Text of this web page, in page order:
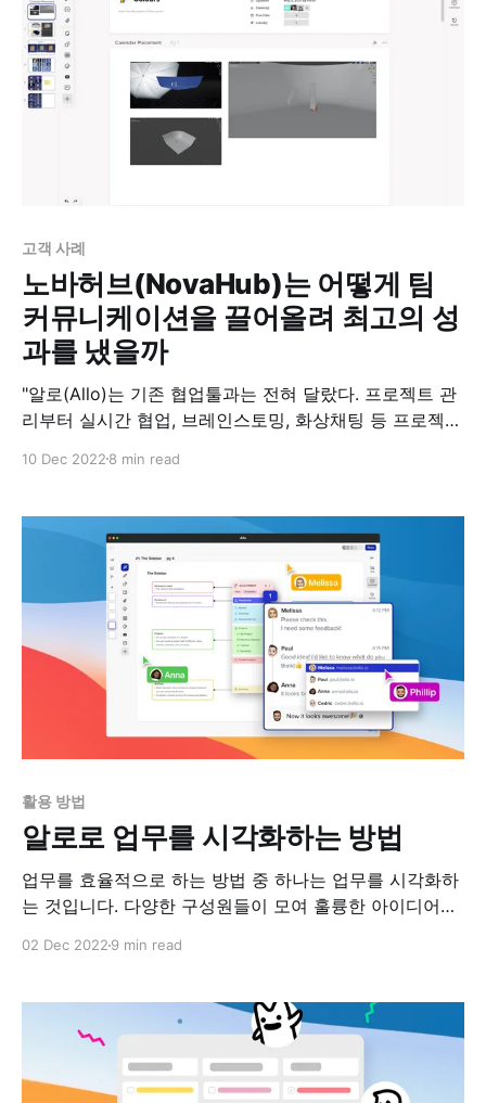
로젝트를
고객 사례
노바허브(NovaHub)는 어떻게 팀
커뮤니케이션을 끌어올려 최고의 성
과를 냈을까
"알로(Allo)는 기존 협업툴과는 전혀 달랐다. 프로젝트 관
리부터 실시간 협업, 브레인스토밍, 화상채팅 등 프로젝트
Anushri Desai, COO and Co-founder at Novahub
도 회사 노바허브(NovaHub)는 디자인 & 혁신 연구소로
고객들이 획기적인 솔루션을
10 Dec 2022 8 min read
활용 방법
알로로 업무를 시각화하는 방법
업무를 효율적으로 하는 방법 중 하나는 업무를 시각화하
는 것입니다. 다양한 구성원들이 모여 훌륭한 아이디어를
해하고 있으면 협업이 훨씬 더 쉽고 재미있어집니다. 이
게시물에서는 팀이 효율적으로 업무를 수행하게 만들뿐
02 Dec 2022 9 min read